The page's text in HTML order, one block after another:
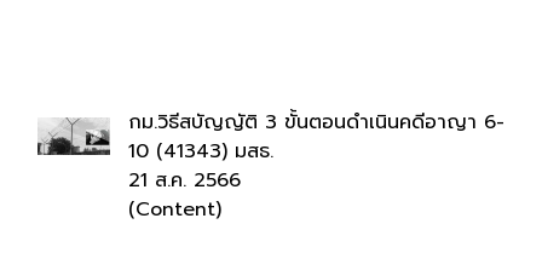
กม.วิธีสบัญญัติ 3 ขั้นตอนดำเนินคดีอาญา 6-
10 (41343) มสธ.
21 ส.ค. 2566
(Content)